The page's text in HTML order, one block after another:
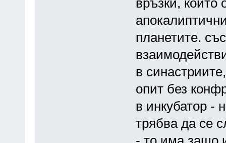
връзки,
планетите.
в
опит без
в инкубатор -
трябва да се